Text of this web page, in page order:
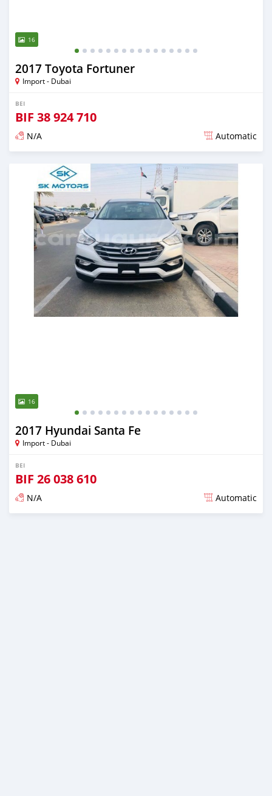
16
2017 Toyota Fortuner
Import - Dubai
BEI
BIF 38 924 710
N/A Automatic
Ilitangazwa karibia miaka 6 iliopita
16
2017 Hyundai Santa Fe
Import - Dubai
BEI
BIF 26 038 610
N/A Automatic